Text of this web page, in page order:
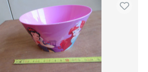
bancario